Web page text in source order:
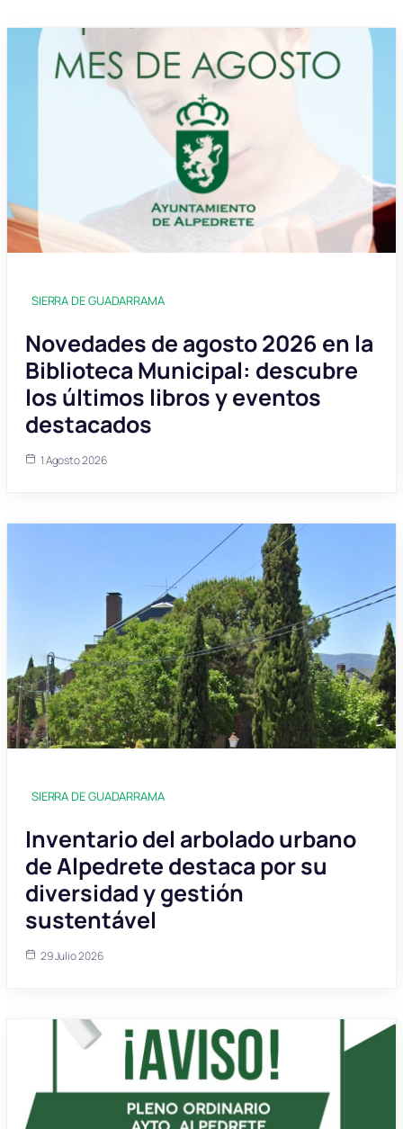
SIERRA DE GUADARRAMA
Novedades de agosto 2026 en la
Biblioteca Municipal: descubre
los últimos libros y eventos
destacados
1 Agosto 2026
SIERRA DE GUADARRAMA
Inventario del arbolado urbano
de Alpedrete destaca por su
diversidad y gestión
sustentável
29 Julio 2026